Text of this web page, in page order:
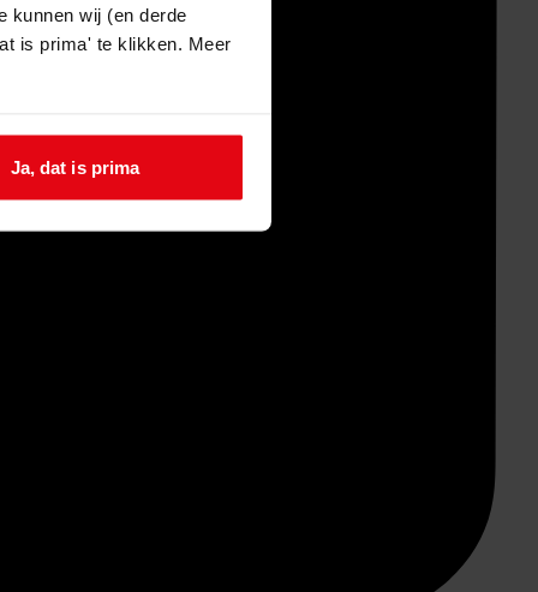
kunnen wij (en derde
is prima' te klikken. Meer
Ja, dat is prima